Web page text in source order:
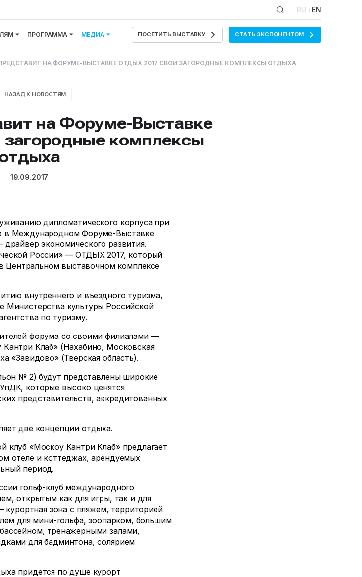
RU / EN
ПРОГРАММА МЕДИА ПОСЕТИТЬ ВЫСТАВКУ СТАТЬ ЭКСПОНЕНТОМ
НА ФОРУМЕ-ВЫСТАВКЕ ОТДЫХ 2017 СВОИ ЗАГОРОДНЫЕ КОМПЛЕКСЫ ОТДЫХА
НАЗАД К НОВОСТЯМ
на Форуме-Выставке
комплексы
19.09.2017
дипломатического корпуса при
в Международном Форуме-Выставке
драйвер экономического развития.
России» — ОТДЫХ 2017, который
Центральном выставочном комплексе
внутреннего и въездного туризма,
Министерства культуры Российской
по туризму.
форума со своими филиалами —
Клаб» (Нахабино, Московская
«Завидово» (Тверская область).
№ 2) будут представлены широкие
которые высоко ценятся
представительств, аккредитованных
две концепции отдыха.
клуб «Москоу Кантри Клаб» предлагает
отеле и коттеджах, арендуемых
период.
гольф-клуб международного
открытым как для игры, так и для
курортная зона с пляжем, территорией
для мини-гольфа, зоопарком, большим
тренажерными залами,
для бадминтона, солярием
придется по душе курорт